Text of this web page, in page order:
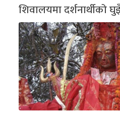
शिवालयमा दर्शनार्थीको